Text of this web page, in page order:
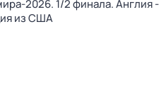
2026. 1/2 финала. Англия -
из США